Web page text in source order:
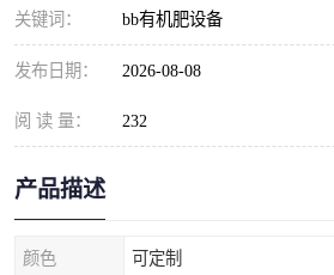
关键词： bb有机肥设备
发布日期： 2026-08-08
阅 读 量： 232
产品描述
颜色 可定制